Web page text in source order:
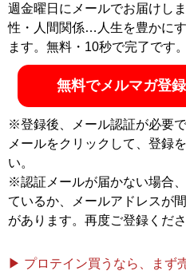
週金曜日にメールでお届けし
性・人間関係…人生を豊かに
ます。無料・10秒で完了です。
無料でメルマガ登
※登録後、メール認証が必要
メールをクリックして、登録
い。
※認証メールが届かない場合
ているか、メールアドレスが
があります。再度ご登録くださ
▶ プロテイン買うなら、まず